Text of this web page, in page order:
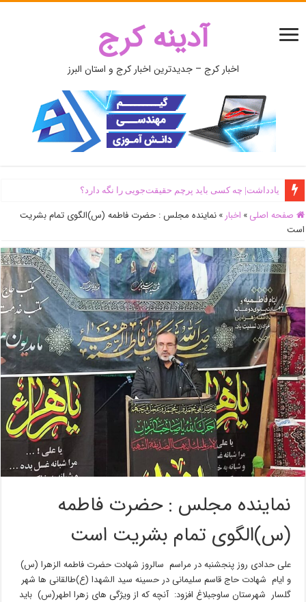
آدینه کرج
اخبار کرج – جدیدترین اخبار کرج و استان البرز
یادداشت| ‌چه کسی باید پرچم حقیقت‌جویی را نگه دارد؟
صفحه اصلی » اخبار » نماینده مجلس : حضرت فاطمه (س)الگوی تمام بشریت
است
نماینده مجلس : حضرت فاطمه
(س)الگوی تمام بشریت است
علی حدادی روز پنجشنبه در مراسم سالروز شهادت حضرت فاطمه الزهرا (س)
و ایام شهادت حاج قاسم سلیمانی در حسینه سید الشهدا (ع)طالقانی ها شهر
گلسار شهرستان ساوجبلاغ افزود: آنچه که از ویژگی های زهرا اطهر(س) باید